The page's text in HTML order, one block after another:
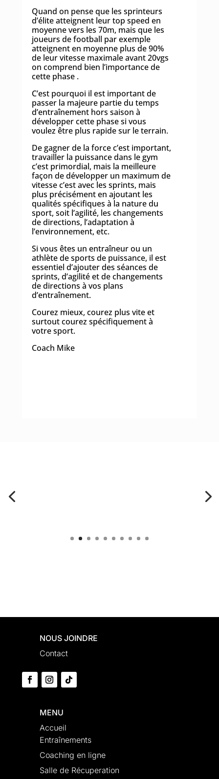
Quand on pense que les sprinteurs
d’élite atteignent leur top speed en
moyenne vers les 70m, mais que les
joueurs de football par exemple
atteignent en moyenne plus de 90%
de leur vitesse maximale avant 20vgs
on comprend bien l’importance de
cette phase .
C’est pourquoi il est important de
passer la majeure partie du temps
d’entraînement hors saison à
développer cette phase si vous
voulez être plus rapide sur le terrain.
De gagner de la force c’est important,
travailler la puissance dans le gym
c’est primordial, mais la meilleure
façon de développer un maximum de
vitesse c’est avec les sprints, mais
plus précisément en ajoutant les
qualités spécifiques à la nature du
sport, soit l’agilité, les changements
de directions, l’adaptation à
l’environnement, etc.
Si vous êtes un entraîneur ou un
athlète de sports de puissance, il est
essentiel d’ajouter des séances de
sprints, d’agilité et de changements
de directions à vos plans
d’entraînement.
Courez mieux, courez plus vite et
surtout courez spécifiquement à
votre sport.
Coach Mike
NOUS JOINDRE
Contact
MENU
Accueil
Entraînements
Coaching en ligne
Salle de Récuperation